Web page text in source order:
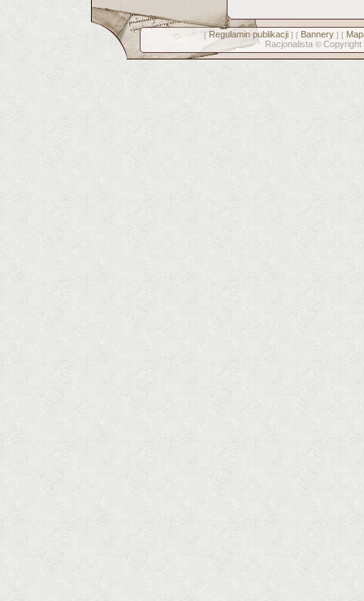
[ Regulamin publikacji] [ Bannery] [
Racjonalista © Copyright